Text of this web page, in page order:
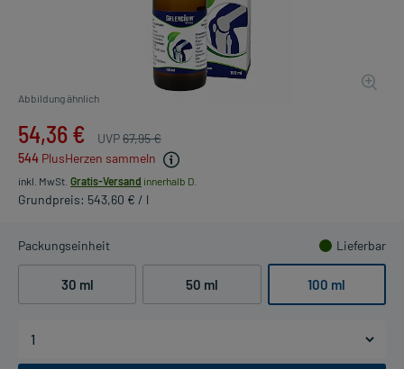
Abbildung ähnlich
54,36 € UVP67,95 €
544 PlusHerzen sammeln
inkl. MwSt. Gratis-Versand innerhalb D.
Grundpreis: 543,60 € / l
Packungseinheit Lieferbar
30 ml 50 ml 100 ml